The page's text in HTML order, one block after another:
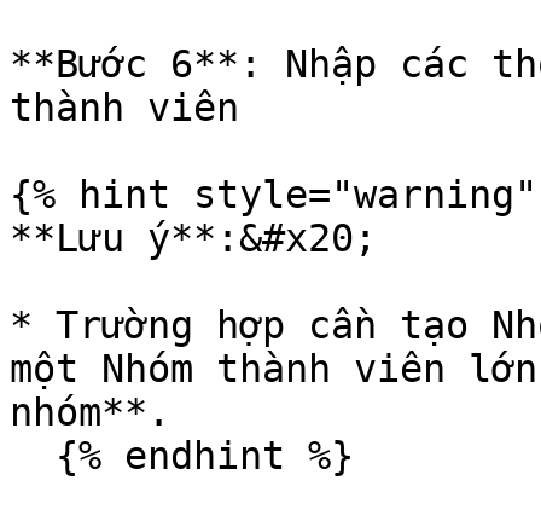
**Bước 6**: Nhập các
thành viên
{% hint style="warning"
**Lưu ý**:&#x20;
* Trường hợp cần tạo
một Nhóm thành viên
nhóm**.